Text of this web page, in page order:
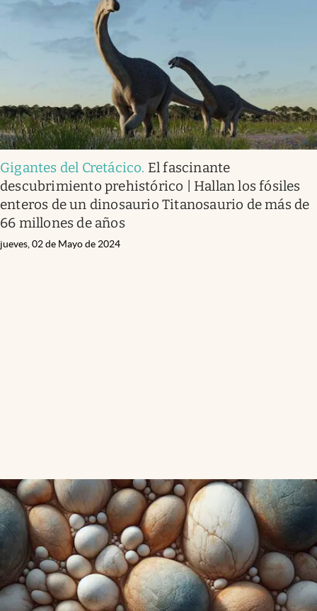
Gigantes del Cretácico. El fascinante
descubrimiento prehistórico | Hallan los fósiles
enteros de un dinosaurio Titanosaurio de más de
66 millones de años
jueves, 02 de Mayo de 2024